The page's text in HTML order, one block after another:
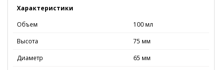
Характеристики
Объем
100 мл
Высота
75 мм
Диаметр
65 мм